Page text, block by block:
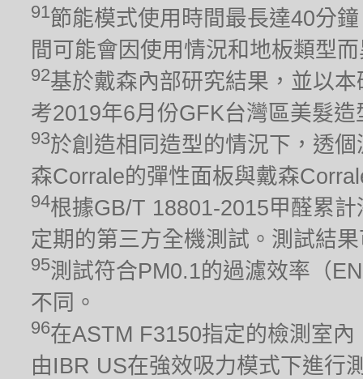
91節能模式使用時間最長達40分
間可能會因使用情況和地板類型
92基於戴森內部研究結果，並以
考2019年6月份GFK台灣區美髮
93於創造相同造型的情況下，透
森Corrale的彈性面板與戴森
94根據GB/T 18801-2015甲醛累
定期的第三方全機測試。測試結
95測試符合PM0.1的過濾效率（
不同。
96在ASTM F3150指定的檢測室
由IBR US在強效吸力模式下進行